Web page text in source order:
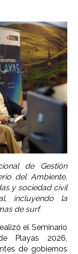
de Gestión
del Ambiente,
y sociedad civil
incluyendo la
de surf.
el Seminario
Playas 2026,
de gobiernos